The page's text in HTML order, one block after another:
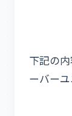
下記の
ーバー